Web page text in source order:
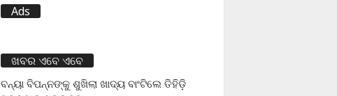
Ads
ଖବର ଏବେ ଏବେ
ବନ୍ୟା ବିପନ୍ନଙ୍କୁ ଶୁଖିଲା ଖାଦ୍ୟ ବାଂଟିଲେ ତିହିଡି଼